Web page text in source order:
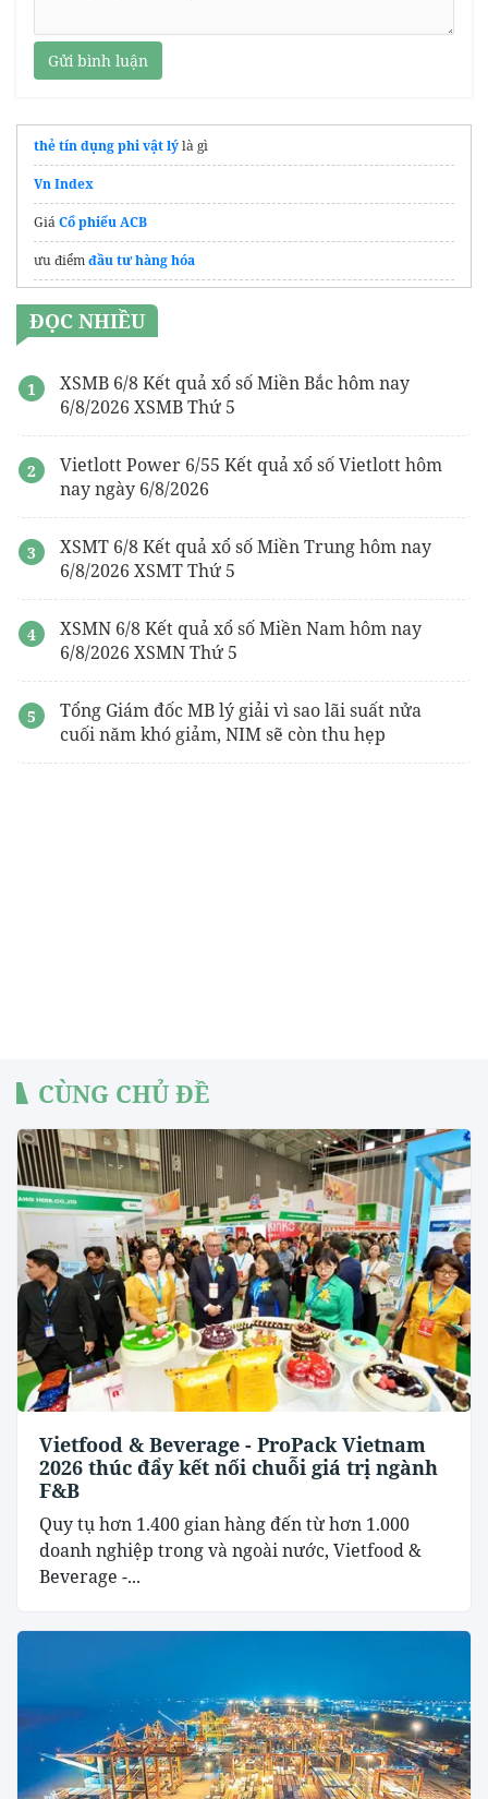
Gửi bình luận
thẻ tín dụng phi vật lýlà gì
Vn Index
GiáCổ phiếu ACB
ưu điểmđầu tư hàng hóa
Thành lập công ty cần những gì
ĐỌC NHIỀU
XSMB 6/8 Kết quả xổ số Miền Bắc hôm nay
6/8/2026 XSMB Thứ 5
Vietlott Power 6/55 Kết quả xổ số Vietlott hôm
nay ngày 6/8/2026
XSMT 6/8 Kết quả xổ số Miền Trung hôm nay
6/8/2026 XSMT Thứ 5
XSMN 6/8 Kết quả xổ số Miền Nam hôm nay
6/8/2026 XSMN Thứ 5
Tổng Giám đốc MB lý giải vì sao lãi suất nửa
cuối năm khó giảm, NIM sẽ còn thu hẹp
CÙNG CHỦ ĐỀ
Vietfood & Beverage - ProPack Vietnam
2026 thúc đẩy kết nối chuỗi giá trị ngành
F&B
Quy tụ hơn 1.400 gian hàng đến từ hơn 1.000
doanh nghiệp trong và ngoài nước, Vietfood &
Beverage -...